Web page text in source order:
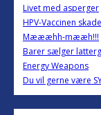
Livet med asperger
HPV-Vaccinen
Mæææhh-mææh!!!
Barer sælger
Energy Weapons
Du vil gerne være